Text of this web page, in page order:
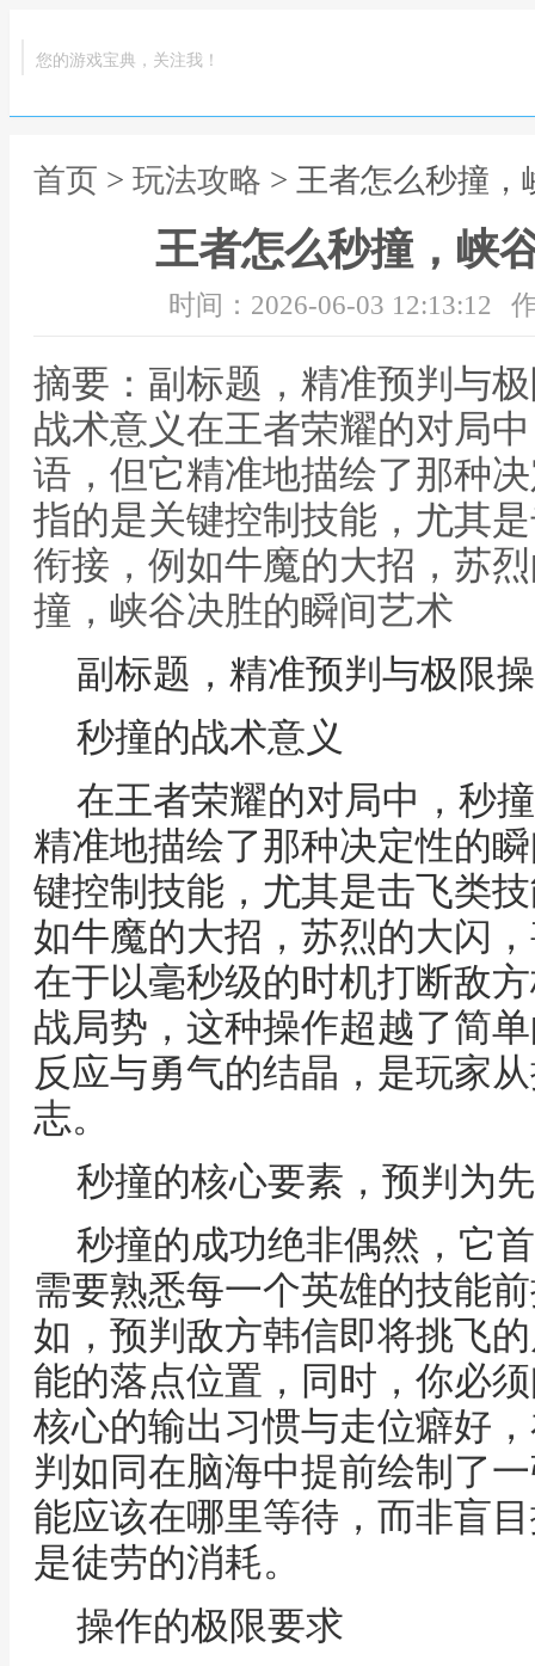
您的游戏宝典，关注我！
首页 > 玩法攻略 > 王者怎么秒撞
王者怎么秒撞，峡
时间：2026-06-03 12:13:12
摘要：副标题，精准预判与
战术意义在王者荣耀的对局
语，但它精准地描绘了那种
指的是关键控制技能，尤其
衔接，例如牛魔的大招，苏
撞，峡谷决胜的瞬间艺术
副标题，精准预判与极限
秒撞的战术意义
在王者荣耀的对局中，秒
精准地描绘了那种决定性的
键控制技能，尤其是击飞类
如牛魔的大招，苏烈的大闪
在于以毫秒级的时机打断敌
战局势，这种操作超越了简
反应与勇气的结晶，是玩家
志。
秒撞的核心要素，预判为先
秒撞的成功绝非偶然，它
需要熟悉每一个英雄的技能
如，预判敌方韩信即将挑飞
能的落点位置，同时，你必
核心的输出习惯与走位癖好
判如同在脑海中提前绘制了
能应该在哪里等待，而非盲
是徒劳的消耗。
操作的极限要求